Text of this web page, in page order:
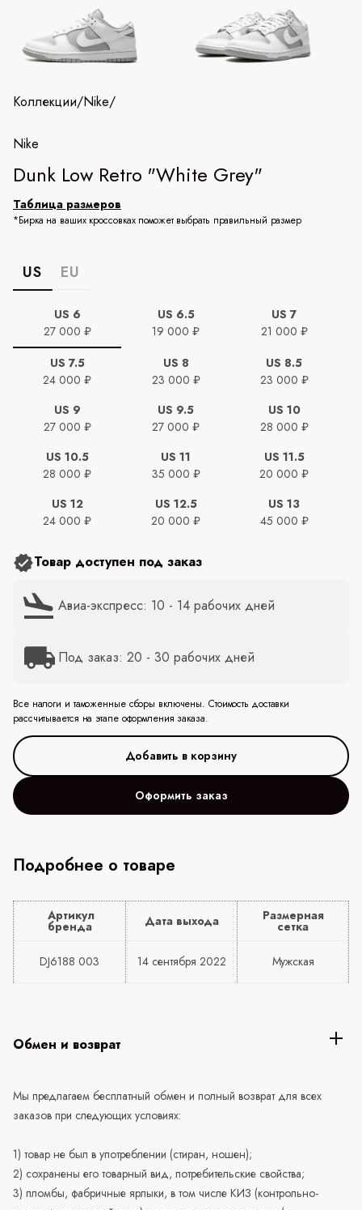
Коллекции/Nike/
Nike
Dunk Low Retro "White Grey"
Таблица размеров
*Бирка на ваших кроссовках поможет выбрать правильный размер
US EU
US 6
27 000 ₽
US 6.5
19 000 ₽
US 7
21 000 ₽
US 7.5
24 000 ₽
US 8
23 000 ₽
US 8.5
23 000 ₽
US 9
27 000 ₽
US 9.5
27 000 ₽
US 10
28 000 ₽
US 10.5
28 000 ₽
US 11
35 000 ₽
US 11.5
20 000 ₽
US 12
24 000 ₽
US 12.5
20 000 ₽
US 13
45 000 ₽
Товар доступен под заказ
Авиа-экспресс: 10 - 14 рабочих дней
Под заказ: 20 - 30 рабочих дней
Все налоги и таможенные сборы включены. Стоимость доставки
рассчитывается на этапе оформления заказа.
Оформить заказ
Подробнее о товаре
Артикул
бренда Дата выхода Размерная
сетка
DJ6188 003 14 сентября 2022 Мужская
Обмен и возврат
Мы предлагаем бесплатный обмен и полный возврат для всех
заказов при следующих условиях:
1) товар не был в употреблении (стиран, ношен);
2) сохранены его товарный вид, потребительские свойства;
3) пломбы, фабричные ярлыки, в том числе КИЗ (контрольно-